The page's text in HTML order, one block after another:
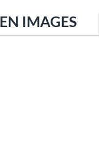
IMAGES